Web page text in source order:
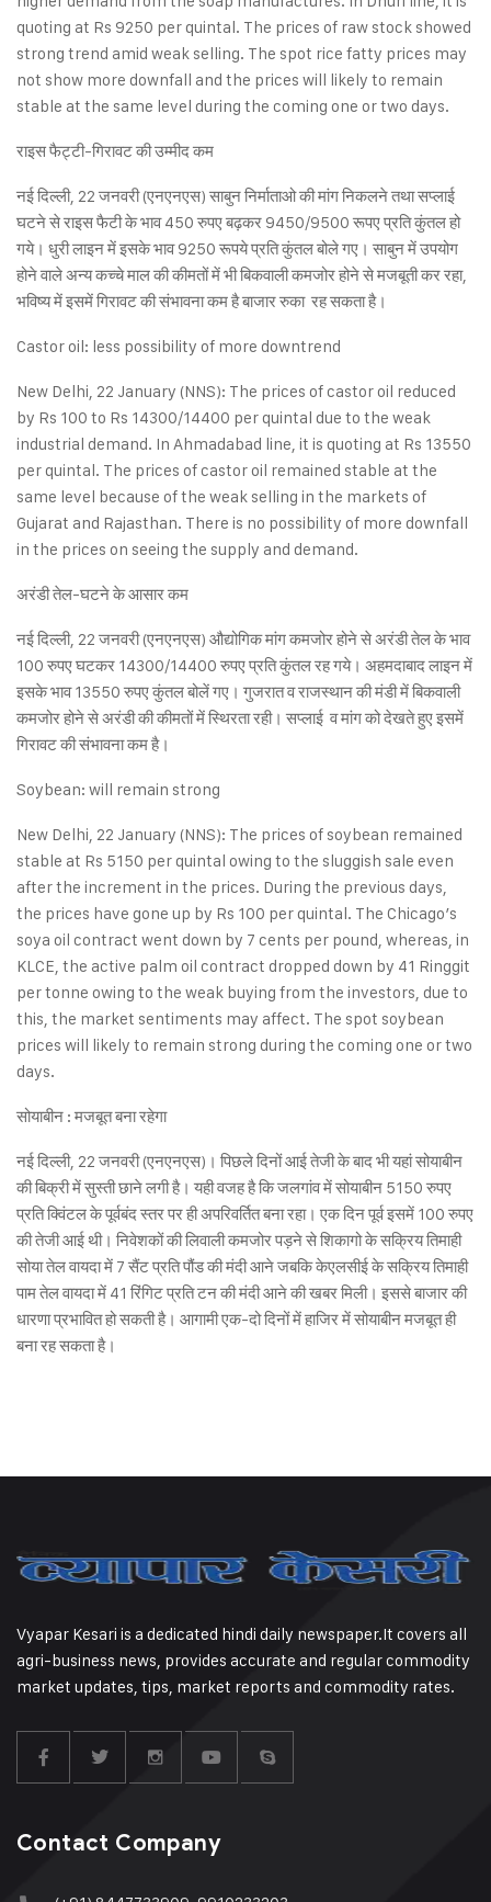
quoting at Rs 9250 per quintal. The prices of raw stock showed
strong trend amid weak selling. The spot rice fatty prices may
not show more downfall and the prices will likely to remain
stable at the same level during the coming one or two days.
राइस फैट्टी-गिरावट की उम्मीद कम
नई दिल्ली, 22 जनवरी (एनएनएस) साबुन निर्माताओ की मांग निकलने तथा सप्लाई
घटने से राइस फैटी के भाव 450 रुपए बढ़कर 9450/9500 रूपए प्रति कुंतल हो
गये। धुरी लाइन में इसके भाव 9250 रूपये प्रति कुंतल बोले गए। साबुन में उपयोग
होने वाले अन्य कच्चे माल की कीमतों में भी बिकवाली कमजोर होने से मजबूती कर रहा,
भविष्य में इसमें गिरावट की संभावना कम है बाजार रुका रह सकता है।
Castor oil: less possibility of more downtrend
New Delhi, 22 January (NNS): The prices of castor oil reduced
by Rs 100 to Rs 14300/14400 per quintal due to the weak
industrial demand. In Ahmadabad line, it is quoting at Rs 13550
per quintal. The prices of castor oil remained stable at the
same level because of the weak selling in the markets of
Gujarat and Rajasthan. There is no possibility of more downfall
in the prices on seeing the supply and demand.
अरंडी तेल-घटने के आसार कम
नई दिल्ली, 22 जनवरी (एनएनएस) औद्योगिक मांग कमजोर होने से अरंडी तेल के भाव
100 रुपए घटकर 14300/14400 रुपए प्रति कुंतल रह गये। अहमदाबाद लाइन में
इसके भाव 13550 रुपए कुंतल बोलें गए। गुजरात व राजस्थान की मंडी में बिकवाली
कमजोर होने से अरंडी की कीमतों में स्थिरता रही। सप्लाई व मांग को देखते हुए इसमें
गिरावट की संभावना कम है।
Soybean: will remain strong
New Delhi, 22 January (NNS): The prices of soybean remained
stable at Rs 5150 per quintal owing to the sluggish sale even
after the increment in the prices. During the previous days,
the prices have gone up by Rs 100 per quintal. The Chicago’s
soya oil contract went down by 7 cents per pound, whereas, in
KLCE, the active palm oil contract dropped down by 41 Ringgit
per tonne owing to the weak buying from the investors, due to
this, the market sentiments may affect. The spot soybean
prices will likely to remain strong during the coming one or two
days.
सोयाबीन : मजबूत बना रहेगा
नई दिल्ली, 22 जनवरी (एनएनएस)। पिछले दिनों आई तेजी के बाद भी यहां सोयाबीन
की बिक्री में सुस्ती छाने लगी है। यही वजह है कि जलगांव में सोयाबीन 5150 रुपए
प्रति क्विंटल के पूर्वबंद स्तर पर ही अपरिवर्तित बना रहा। एक दिन पूर्व इसमें 100 रुपए
की तेजी आई थी। निवेशकों की लिवाली कमजोर पड़ने से शिकागो के सक्रिय तिमाही
सोया तेल वायदा में 7 सैंट प्रति पौंड की मंदी आने जबकि केएलसीई के सक्रिय तिमाही
पाम तेल वायदा में 41 रिंगिट प्रति टन की मंदी आने की खबर मिली। इससे बाजार की
धारणा प्रभावित हो सकती है। आगामी एक-दो दिनों में हाजिर में सोयाबीन मजबूत ही
बना रह सकता है।
Vyapar Kesari is a dedicated hindi daily newspaper.It covers all
agri-business news, provides accurate and regular commodity
market updates, tips, market reports and commodity rates.
Contact Company